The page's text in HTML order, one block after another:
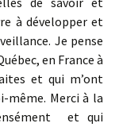
à développer et
Je pense
en France à
et qui m’ont
même. Merci à la
et qui